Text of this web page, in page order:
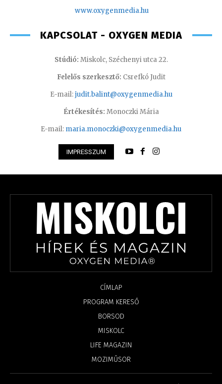
www.oxygenmedia.hu
KAPCSOLAT - OXYGEN MEDIA
Stúdió: Miskolc, Széchenyi utca 22.
Felelős szerkesztő: Csrefkó Judit
E-mail:judit.balint@oxygenmedia.hu
Értékesítés: Monoczki Mária
E-mail: maria.monoczki@oxygenmedia.hu
IMPRESSZUM
CÍMLAP
PROGRAM KERESŐ
BORSOD
MISKOLC
LIFE MAGAZIN
MOZIMŰSOR